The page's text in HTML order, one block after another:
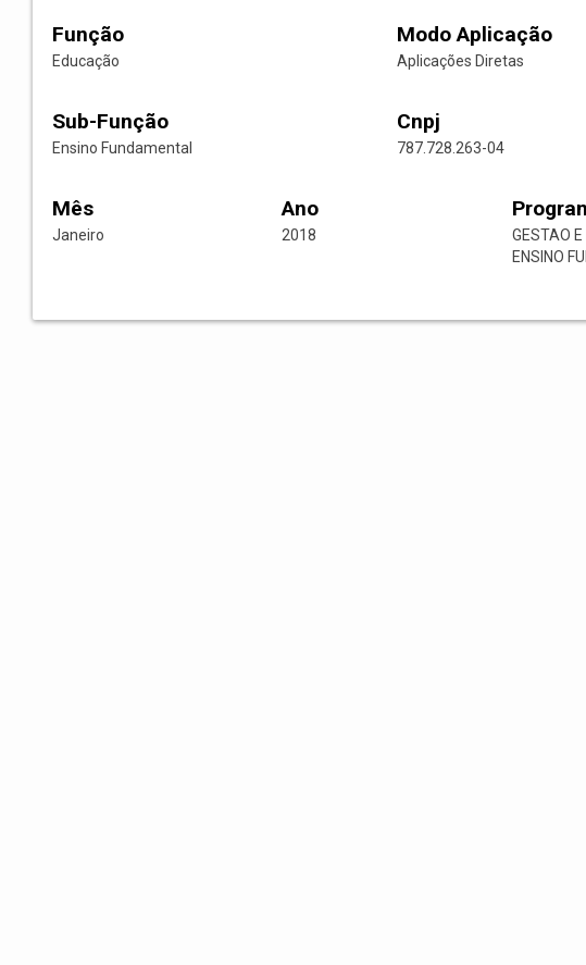
Função
Educação
Modo Aplicação
Aplicações Diretas
Sub-Função
Ensino Fundamental
Cnpj
787.728.263-04
Mês
Janeiro
Ano
2018
GESTAO
ENSINO